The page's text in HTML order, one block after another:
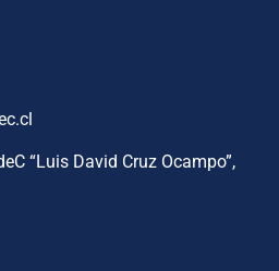
“Luis David Cruz Ocampo”,